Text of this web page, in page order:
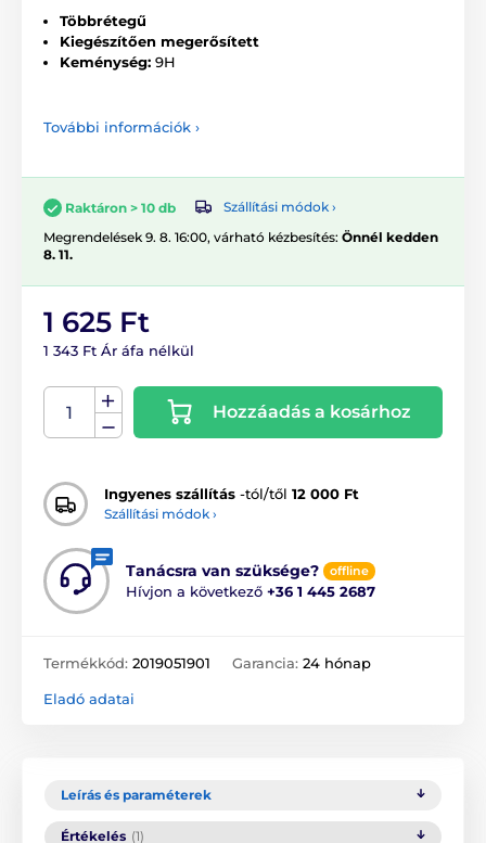
Többrétegű
Kiegészítően megerősített
Keménység: 9H
További információk ›
Raktáron > 10 db
Szállítási módok ›
Megrendelések 9. 8. 16:00, várható kézbesítés: Önnél kedden
8. 11.
1 625 Ft
1 343 Ft Ár áfa nélkül
Hozzáadás a kosárhoz
Ingyenes szállítás -tól/től 12 000 Ft
Szállítási módok ›
Tanácsra van szüksége? offline
Hívjon a következő +36 1 445 2687
Termékkód: 2019051901 Garancia: 24 hónap
Eladó adatai
Leírás és paraméterek
Értékelés (1)